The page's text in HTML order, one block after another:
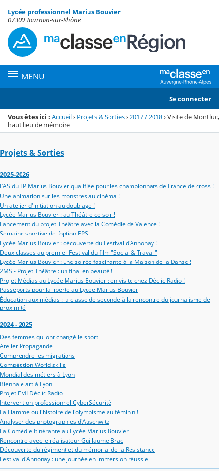
Menu de la rubrique
Contenu
Lycée professionnel Marius Bouvier
07300 Tournon-sur-Rhône
MENU
Se connecter
Vous êtes ici : Accueil› Projets & Sorties› 2017 / 2018›Visite de Montluc,
haut lieu de mémoire
Projets & Sorties
2025-2026
L’AS du LP Marius Bouvier qualifiée pour les championnats de France de cross !
Une animation sur les monstres au cinéma !
Un atelier d'initiation au doublage !
Lycée Marius Bouvier : au Théâtre ce soir !
Lancement du projet Théâtre avec la Comédie de Valence !
Semaine sportive de l’option EPS
Lycée Marius Bouvier : découverte du Festival d'Annonay !
Deux classes au premier Festival du film "Social & Travail"
Lycée Marius Bouvier : une soirée fascinante à la Maison de la Danse !
2MS - Projet Théâtre : un final en beauté !
Projet Médias au Lycée Marius Bouvier : en visite chez Déclic Radio !
Passeports pour la liberté au Lycée Marius Bouvier
Éducation aux médias : la classe de seconde à la rencontre du journalisme de
proximité
2024 - 2025
Des femmes qui ont changé le sport
Atelier Propagande
Comprendre les migrations
Compétition World skills
Mondial des métiers à Lyon
Biennale art à Lyon
Projet EMI Déclic Radio
Intervention professionnel CyberSécurité
La Flamme ou l'histoire de l'olympisme au féminin !
Analyser des photographies d'Auschwitz
La Comédie Itinérante au Lycée Marius Bouvier
Rencontre avec le réalisateur Guillaume Brac
Découverte du régiment et du mémorial de la Résistance
Festival d'Annonay : une journée en immersion réussie